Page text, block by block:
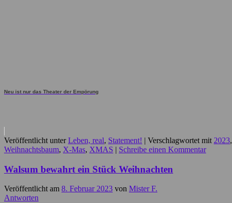
Neu ist nur das Theater der Empörung
Veröffentlicht unter Leben, real, Statement! | Verschlagwortet mit 2023,
Weihnachtsbaum, X-Mas, XMAS | Schreibe einen Kommentar
Walsum bewahrt ein Stück Weihnachten
Veröffentlicht am 8. Februar 2023 von Mister F.
Antworten